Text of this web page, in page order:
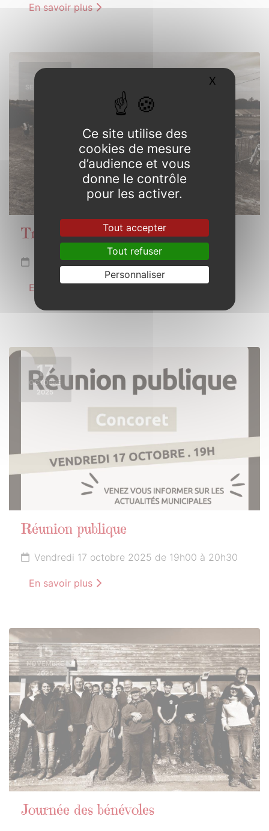
En savoir plus
14
Trophée de Bretagne Motocross
Dimanche 14 septembre 2025
En savoir plus
17
OCTOBRE
2025
Réunion publique
Vendredi 17 octobre 2025 de 19h00 à 20h30
En savoir plus
15
NOVEMBRE
2025
Journée des bénévoles
Ce site utilise des
cookies de mesure
d’audience et vous
donne le contrôle
pour les activer.
Tout accepter
Tout refuser
Personnaliser
X Masquer